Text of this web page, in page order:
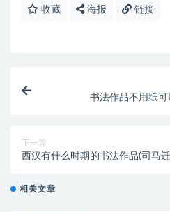
收藏 海报 链接
书法作品不用纸
下一篇
西汉有什么时期的书法作品(司马
相关文章